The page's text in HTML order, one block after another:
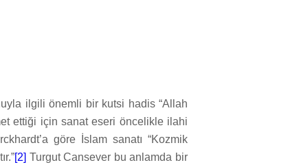
ilgili önemli bir kutsi hadis “Allah
ettiği için sanat eseri öncelikle ilahi
göre İslam sanatı “Kozmik
[2] Turgut Cansever bu anlamda bir